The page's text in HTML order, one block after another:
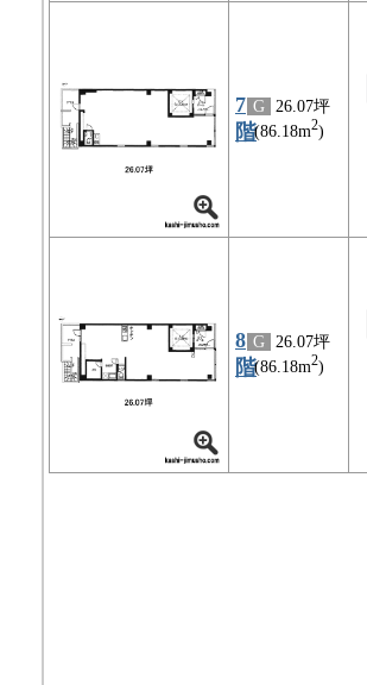
7
階
G 26.07坪
(86.18m2)
8
階
G 26.07坪
(86.18m2)